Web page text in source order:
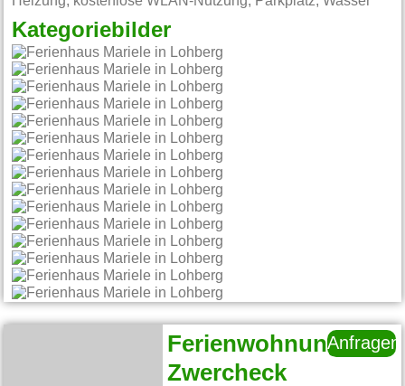
Kategoriebilder
Ferienwohnung
Zwercheck
Anfragen